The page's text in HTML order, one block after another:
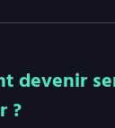
devenir
?